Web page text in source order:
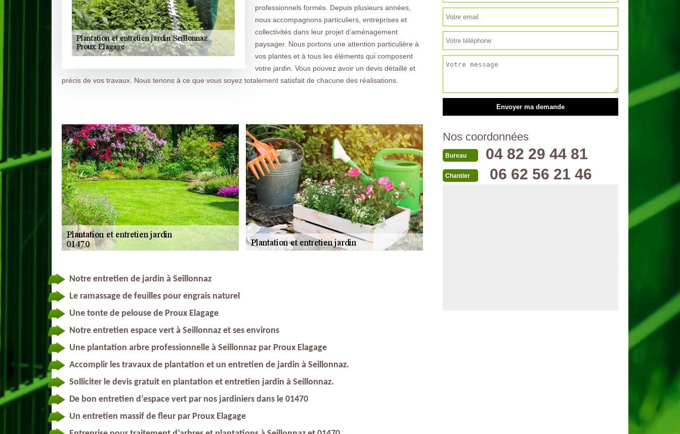
professionnels formés. Depuis plusieurs années,
nous accompagnons particuliers, entreprises et
collectivités dans leur projet d’aménagement
paysager. Nous portons une attention particulière à
vos plantes et à tous les éléments qui composent
votre jardin. Vous pouvez avoir un devis détaillé et
précis de vos travaux. Nous tenons à ce que vous soyez totalement satisfait de chacune des réalisations.
Notre entretien de jardin à Seillonnaz
Le ramassage de feuilles pour engrais naturel
Une tonte de pelouse de Proux Elagage
Notre entretien espace vert à Seillonnaz et ses environs
Une plantation arbre professionnelle à Seillonnaz par Proux Elagage
Accomplir les travaux de plantation et un entretien de jardin à Seillonnaz.
Solliciter le devis gratuit en plantation et entretien jardin à Seillonnaz.
De bon entretien d’espace vert par nos jardiniers dans le 01470
Un entretien massif de fleur par Proux Elagage
Nos coordonnées
Bureau 04 82 29 44 81
Chantier 06 62 56 21 46